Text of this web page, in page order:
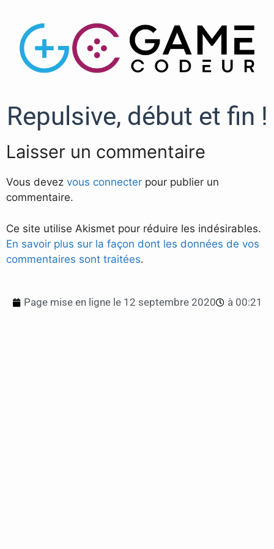
Repulsive, début et fin !
Laisser un commentaire
Vous devez vous connecter pour publier un
commentaire.
Ce site utilise Akismet pour réduire les indésirables.
En savoir plus sur la façon dont les données de vos
commentaires sont traitées.
Page mise en ligne le 12 septembre 2020 à 00:21